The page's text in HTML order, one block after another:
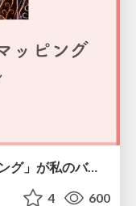
書籍「ユーザーストーリーマッピング」が私のバイブル
4 600